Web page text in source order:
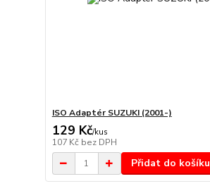
ISO Adaptér SUZUKI (2001-)
129 Kč/kus
107 Kč bez DPH
Přidat do košíku